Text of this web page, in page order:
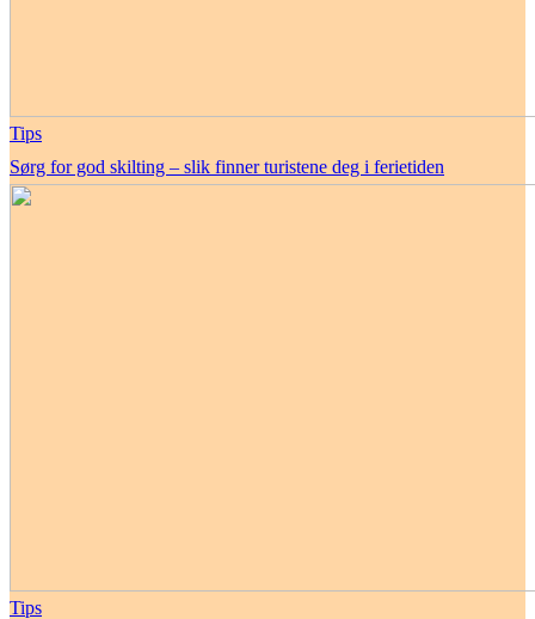
Tips
Sørg for god skilting – slik finner turistene deg i ferietiden
Tips